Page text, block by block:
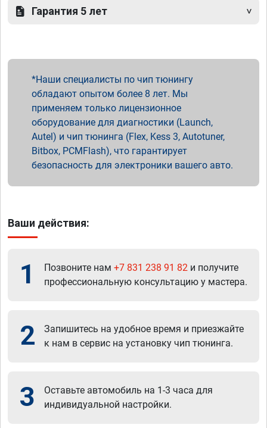
Гарантия 5 лет
Наши специалисты по чип тюнингу
обладают опытом более 8 лет. Мы
применяем только лицензионное
оборудование для диагностики (Launch,
Autel) и чип тюнинга (Flex, Kess 3, Autotuner,
Bitbox, PCMFlash), что гарантирует
безопасность для электроники вашего авто.
Ваши действия:
1 Позвоните нам +7 831 238 91 82 и получите
профессиональную консультацию у мастера.
2
Запишитесь на удобное время и приезжайте
к нам в сервис на установку чип тюнинга.
3
Оставьте автомобиль на 1-3 часа для
индивидуальной настройки.